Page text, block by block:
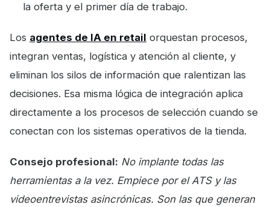
la oferta y el primer día de trabajo.
Los agentes de IA en retail orquestan procesos,
integran ventas, logística y atención al cliente, y
eliminan los silos de información que ralentizan las
decisiones. Esa misma lógica de integración aplica
directamente a los procesos de selección cuando se
conectan con los sistemas operativos de la tienda.
Consejo profesional: No implante todas las
herramientas a la vez. Empiece por el ATS y las
videoentrevistas asincrónicas. Son las que generan